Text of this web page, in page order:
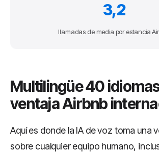
3,2
llamadas de media por estancia
Multilingüe 40
ventaja Airbnb
Aquí es donde la IA de voz toma una
sobre cualquier equipo humano,